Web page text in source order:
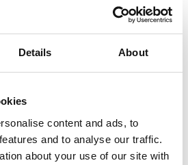
Details About
content and ads, to
and to analyse our traffic.
about your use of our site with